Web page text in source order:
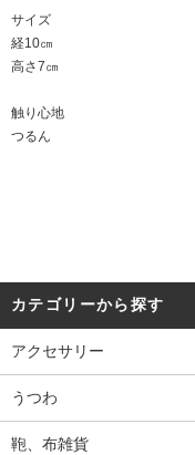
サイズ
経10㎝
高さ7㎝
触り心地
つるん
カテゴリーから探す
アクセサリー
うつわ
鞄、布雑貨